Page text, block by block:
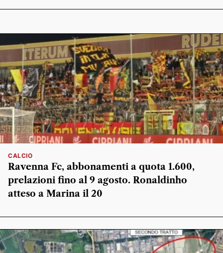
CALCIO
Ravenna Fc, abbonamenti a quota 1.600,
prelazioni fino al 9 agosto. Ronaldinho
atteso a Marina il 20